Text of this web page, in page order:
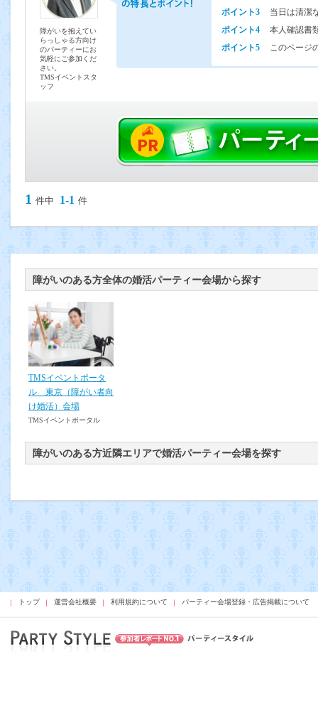
障がいを抱えてい
らっしゃる方向け
のパーティーにお
気軽にご参加くだ
さい。
TMSイベントスタ
ッフ
ポイント3
当日は清潔
ポイント4
本人確認書
ポイント5
このページ
1 件中 1-1 件
障がいのある方全体の婚活パーティー会場から探す
TMSイベントポータ
ル 東京（障がい者向
け婚活）会場
TMSイベントポータル
障がいのある方近隣エリアで婚活パーティー会場を探す
トップ 運営会社概要 利用規約について パーティー会場登録・広告掲載について